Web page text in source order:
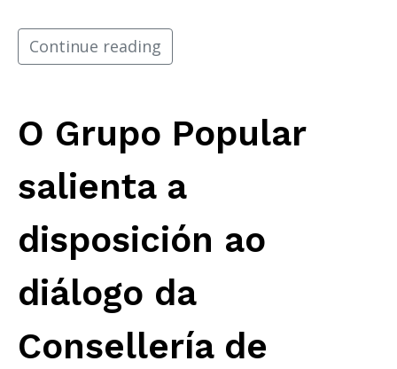
Continue reading
O Grupo Popular
salienta a
disposición ao
diálogo da
Consellería de